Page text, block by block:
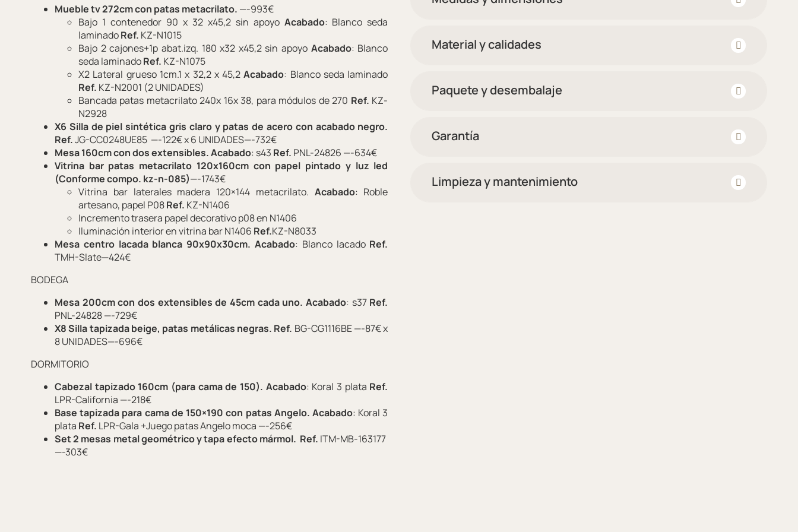
Mueble tv 272cm con patas metacrilato. —-993€
Bajo 1 contenedor 90 x 32 x45,2 sin apoyo Acabado: Blanco seda
laminadoRef. KZ-N1015
Bajo 2 cajones+1p abat.izq. 180 x32 x45,2 sin apoyo Acabado: Blanco
seda laminadoRef. KZ-N1075
X2 Lateral grueso 1cm.1 x 32,2 x 45,2Acabado: Blanco seda laminado
Ref. KZ-N2001 (2 UNIDADES)
Bancada patas metacrilato 240x 16x 38, para módulos de 270 Ref. KZ-
N2928
X6 Silla de piel sintética gris claro y patas de acero con acabado negro.
Ref.JG-CC0248UE85 —-122€ x 6 UNIDADES—-732€
Mesa 160cm con dos extensibles.Acabado: s43 Ref. PNL-24826 —-634€
Vitrina bar patas metacrilato 120x160cm con papel pintado y luz led
(Conforme compo. kz-n-085)—-1743€
Vitrina bar laterales madera 120×144 metacrilato. Acabado: Roble
artesano, papel P08Ref. KZ-N1406
Incremento trasera papel decorativo p08 en N1406
Iluminación interior en vitrina bar N1406 Ref.KZ-N8033
Mesa centro lacada blanca 90x90x30cm. Acabado: Blanco lacado Ref.
TMH-Slate—424€
BODEGA
Mesa 200cm con dos extensibles de 45cm cada uno.Acabado: s37 Ref.
PNL-24828 —-729€
X8 Silla tapizada beige, patas metálicas negras. Ref. BG-CG1116BE —-87€ x
8 UNIDADES—-696€
DORMITORIO
Cabezal tapizado 160cm (para cama de 150). Acabado: Koral 3 plata Ref.
LPR-California —-218€
Base tapizada para cama de 150×190 con patas Angelo. Acabado: Koral 3
plata Ref. LPR-Gala +Juego patas Angelo moca —-256€
Set 2 mesas metal geométrico y tapa efecto mármol. Ref. ITM-MB-163177
—-303€
Material y calidades
Paquete y desembalaje
Garantía
Limpieza y mantenimiento